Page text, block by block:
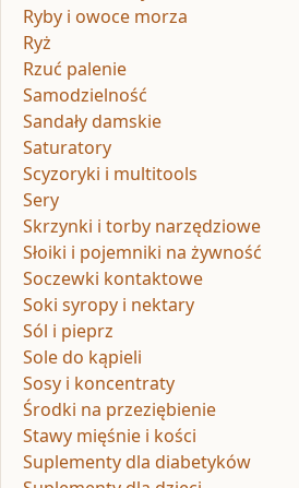
Ryby i owoce morza
Ryż
Rzuć palenie
Samodzielność
Sandały damskie
Saturatory
Scyzoryki i multitools
Sery
Skrzynki i torby narzędziowe
Słoiki i pojemniki na żywność
Soczewki kontaktowe
Soki syropy i nektary
Sól i pieprz
Sole do kąpieli
Sosy i koncentraty
Środki na przeziębienie
Stawy mięśnie i kości
Suplementy dla diabetyków